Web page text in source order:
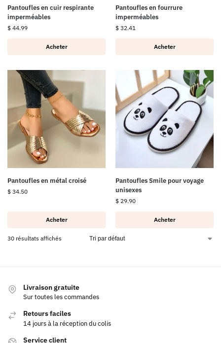
Pantoufles en cuir respirante
imperméables
$ 44.99
Acheter
Pantoufles en fourrure
imperméables
$ 32.41
Acheter
Pantoufles en métal croisé
$ 34.50
Acheter
Pantoufles Smile pour voyage
unisexes
$ 29.90
Acheter
30 résultats affichés
Livraison gratuite
Sur toutes les commandes
Retours faciles
14 jours à la réception du colis
Service client